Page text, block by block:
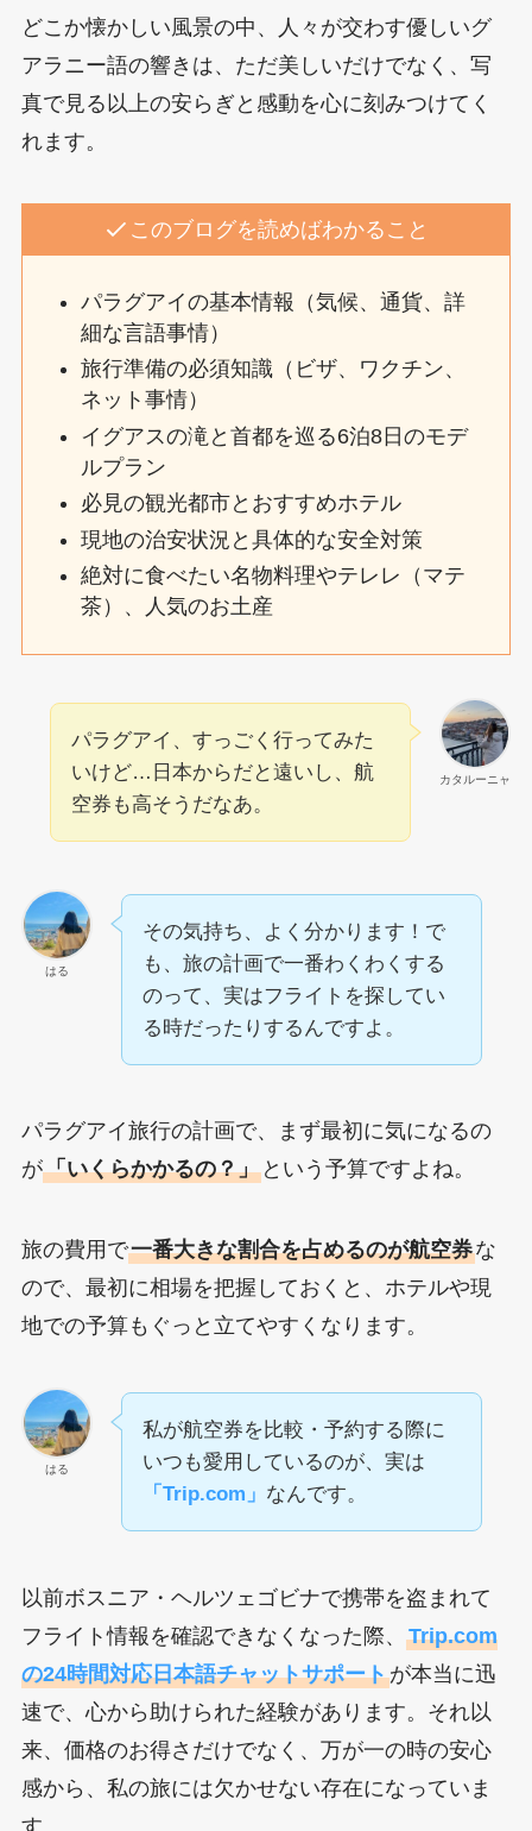
どこか懐かしい風景の中、人々が交わす優しいグ
アラニー語の響きは、ただ美しいだけでなく、写
真で見る以上の安らぎと感動を心に刻みつけてく
れます。
このブログを読めばわかること
パラグアイの基本情報（気候、通貨、詳
細な言語事情）
旅行準備の必須知識（ビザ、ワクチン、
ネット事情）
イグアスの滝と首都を巡る6泊8日のモデ
ルプラン
必見の観光都市とおすすめホテル
現地の治安状況と具体的な安全対策
絶対に食べたい名物料理やテレレ（マテ
茶）、人気のお土産
カタルーニャ
パラグアイ、すっごく行ってみた
いけど…日本からだと遠いし、航
空券も高そうだなあ。
はる
その気持ち、よく分かります！で
も、旅の計画で一番わくわくする
のって、実はフライトを探してい
る時だったりするんですよ。
パラグアイ旅行の計画で、まず最初に気になるの
が「いくらかかるの？」という予算ですよね。
旅の費用で一番大きな割合を占めるのが航空券な
ので、最初に相場を把握しておくと、ホテルや現
地での予算もぐっと立てやすくなります。
はる
私が航空券を比較・予約する際に
いつも愛用しているのが、実は
「Trip.com」 なんです。
以前ボスニア・ヘルツェゴビナで携帯を盗まれて
フライト情報を確認できなくなった際、 Trip.com
の24時間対応日本語チャットサポートが本当に迅
速で、心から助けられた経験があります。それ以
来、価格のお得さだけでなく、万が一の時の安心
感から、私の旅には欠かせない存在になっていま
す。